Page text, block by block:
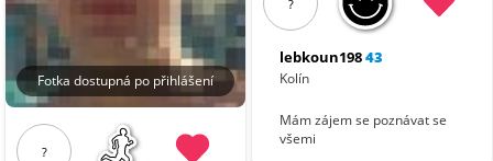
Fotka dostupná po přihlášení
?
?
lebkoun19843
Kolín
Mám zájem se poznávat se
všemi